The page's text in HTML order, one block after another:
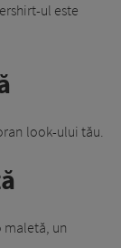
ul este
look-ului tău.
maletă, un